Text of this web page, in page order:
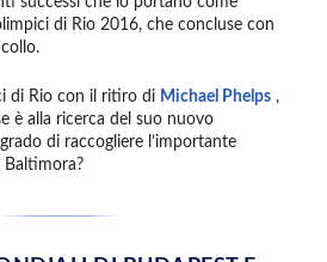
di Rio 2016, che concluse con
di Rio con il ritiro di Michael Phelps ,
è alla ricerca del suo nuovo
di raccogliere l’importante
Baltimora?